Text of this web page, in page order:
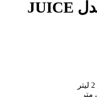
آبمیوه گیری فکر مدل JUICE